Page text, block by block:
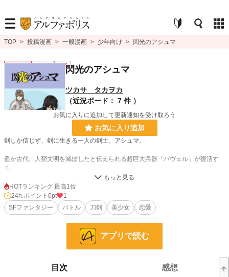
TOP > 投稿漫画 > 一般漫画 > 少年向け > 閃光のアシュマ
少年向け 連載中 R15閃光のアシュマ
ツカサ タカヲカ
（近況ボード： 7 件 ）
お気に入りに追加して更新通知を受け取ろう
お気に入り追加
剣しか信じず、剣に生きる一人の剣士、アシュマ。
遥か古代、人類文明を滅ぼしたと伝えられる超巨大兵器「バヴェル」が復活す
る。
バヴェルの機動キーである少女アーチェルを守るため、アシュマは唯一対抗しう
る妖刀「鬼虎」を求めて旅に出る。
世界制覇を目論むガルマインとの戦いを描く、剣士アシュマの生き様を描く、オ
リジナルSF剣戟長編漫画。
最新話はクロスフォリオで先行公開しています。
8,552 位 / 8,552 件
HOTランキング 最高1位
24h.ポイント 0pt
1
SFファンタジー
バトル 刀剣 美少女 恋愛
アプリで読む
目次 感想